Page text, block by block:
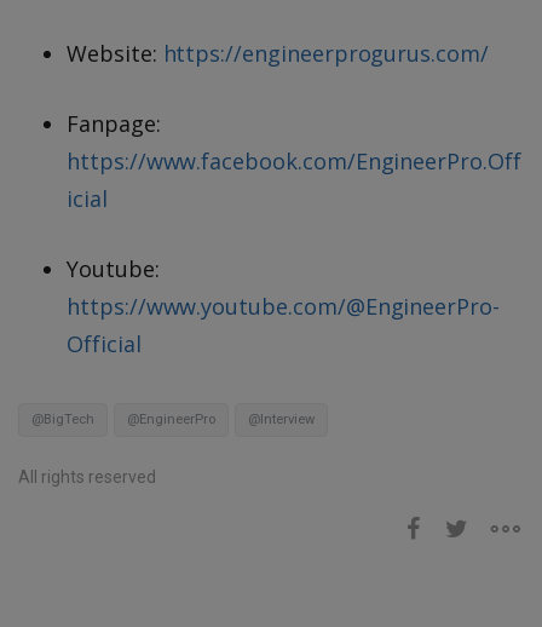
Website: https://engineerprogurus.com/
Fanpage:
https://www.facebook.com/EngineerPro.Off
icial
Youtube:
https://www.youtube.com/@EngineerPro-
Official
@BigTech @EngineerPro @Interview
All rights reserved